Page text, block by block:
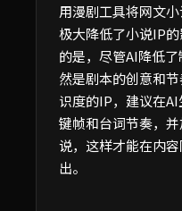
用漫剧工具将网文
极大降低了小说IP
的是，尽管AI降低
然是剧本的创意和
识度的IP，建议在
键帧和台词节奏，
说，这样才能在内
出。